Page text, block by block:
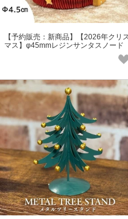
【予約販売：新商品】【2026年クリ
マス】φ45mmレジンサンタスノード